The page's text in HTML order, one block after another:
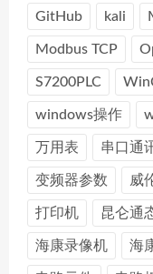
GitHub kali
Modbus TCP
S7200PLC
windows操作
万用表 串口通
变频器参数 威
打印机 昆仑通
海康录像机 海